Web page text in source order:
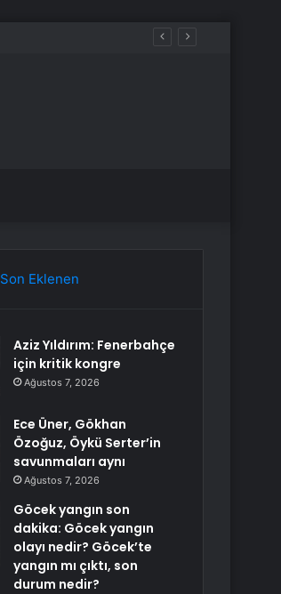
Son Eklenen
Aziz Yıldırım: Fenerbahçe
için kritik kongre
Ağustos 7, 2026
Ece Üner, Gökhan
Özoğuz, Öykü Serter’in
savunmaları aynı
Ağustos 7, 2026
Göcek yangın son
dakika: Göcek yangın
olayı nedir? Göcek’te
yangın mı çıktı, son
durum nedir?